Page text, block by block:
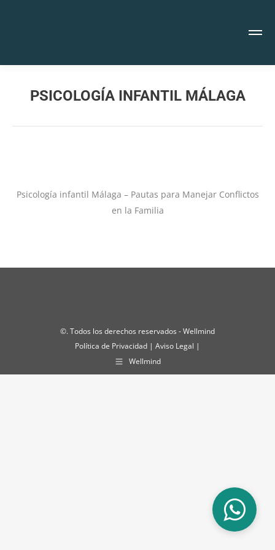
PSICOLOGÍA INFANTIL MÁLAGA
Psicología infantil Málaga – Pautas para Manejar Conflictos
en la Familia
©. Todos los derechos reservados - Wellmind
Política de Privacidad | Aviso Legal |
Wellmind